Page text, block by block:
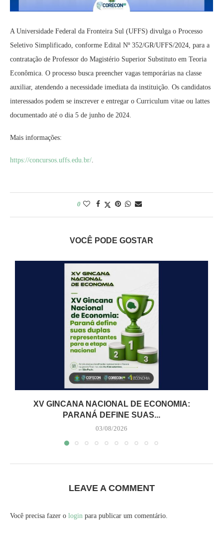
A Universidade Federal da Fronteira Sul (UFFS) divulga o Processo
Seletivo Simplificado, conforme Edital Nº 352/GR/UFFS/2024, para a
contratação de Professor do Magistério Superior Substituto em Teoria
Econômica. O processo busca preencher vagas temporárias na classe
auxiliar, atendendo a necessidade imediata da instituição. Os candidatos
interessados podem se inscrever e entregar o Curriculum vitae ou lattes
documentado até o dia 5 de junho de 2024.
Mais informações:
https://concursos.uffs.edu.br/.
0
VOCÊ PODE GOSTAR
XV GINCANA NACIONAL DE ECONOMIA:
PARANÁ DEFINE SUAS...
03/08/2026
LEAVE A COMMENT
Você precisa fazer o login para publicar um comentário.